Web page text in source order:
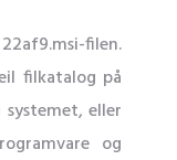
filen.
filkatalog på
eller
og